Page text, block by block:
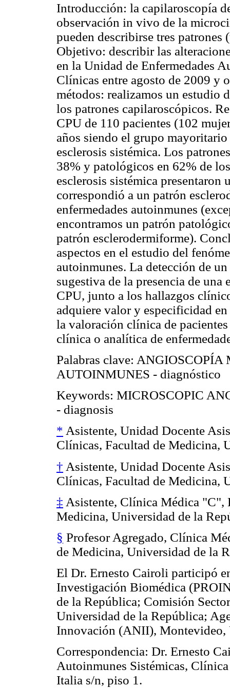
Introducción: la capilaroscopía
observación in vivo de la
pueden describirse tres
Objetivo: describir las
en la Unidad de Enfermedades
Clínicas entre agosto de 2009 y
métodos: realizamos un estudio
los patrones capilaroscópicos.
CPU de 110 pacientes (102
años siendo el grupo
esclerosis sistémica. Los
38% y patológicos en 62% de
esclerosis sistémica presentaron
correspondió a un patrón
enfermedades autoinmunes
encontramos un patrón
patrón esclerodermiforme).
aspectos en el estudio del
autoinmunes. La detección de
sugestiva de la presencia de
CPU, junto a los hallazgos
adquiere valor y especificidad
la valoración clínica de
clínica o analítica de
Palabras clave:
AUTOINMUNES - diagnóstico
Keywords: MICROSCOPIC
- diagnosis
* Asistente, Unidad Docente
Clínicas, Facultad de Medicina,
† Asistente, Unidad Docente
Clínicas, Facultad de Medicina,
‡ Asistente, Clínica Médica "C",
Medicina, Universidad de la
§ Profesor Agregado, Clínica
de Medicina, Universidad de la
El Dr. Ernesto Cairoli participó
Investigación Biomédica
de la República; Comisión
Universidad de la República;
Innovación (ANII), Montevideo,
Correspondencia: Dr. Ernesto
Autoinmunes Sistémicas,
Italia s/n, piso 1.